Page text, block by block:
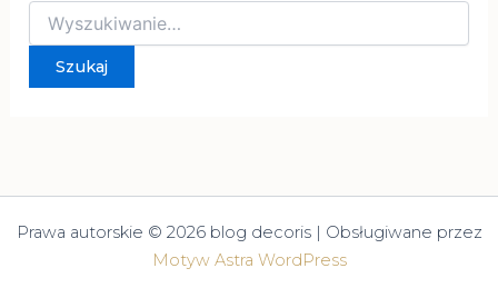
Szukaj
dla:
Prawa autorskie © 2026 blog decoris | Obsługiwane przez
Motyw Astra WordPress